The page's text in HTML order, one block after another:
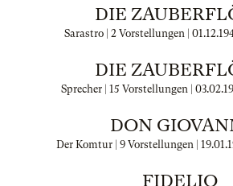
DIE
Sarastro | 2 Vorstellungen |
DIE
Sprecher | 15 Vorstellungen |
DON
Der Komtur | 9 Vorstellungen |
FIDELIO